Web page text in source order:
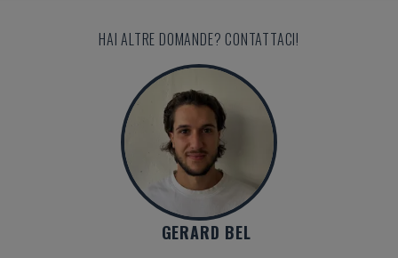
HAI ALTRE DOMANDE? CONTATTACI!
GERARD BEL